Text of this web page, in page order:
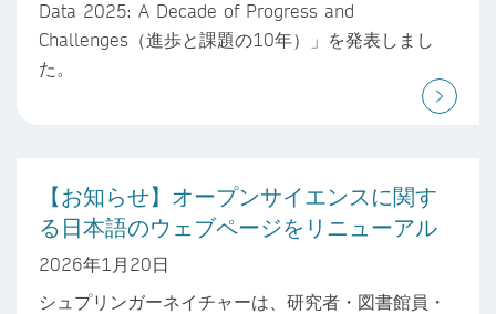
Data 2025: A Decade of Progress and
Challenges（進歩と課題の10年）」を発表しまし
た。
【お知らせ】オープンサイエンスに関す
る日本語のウェブページをリニューアル
2026年1月20日
シュプリンガーネイチャーは、研究者・図書館員・